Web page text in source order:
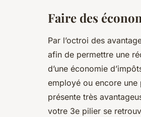
Faire des
Par l’octroi des
afin de permettre une
d’une économie
employé ou encore
présente très
votre 3e pilier se